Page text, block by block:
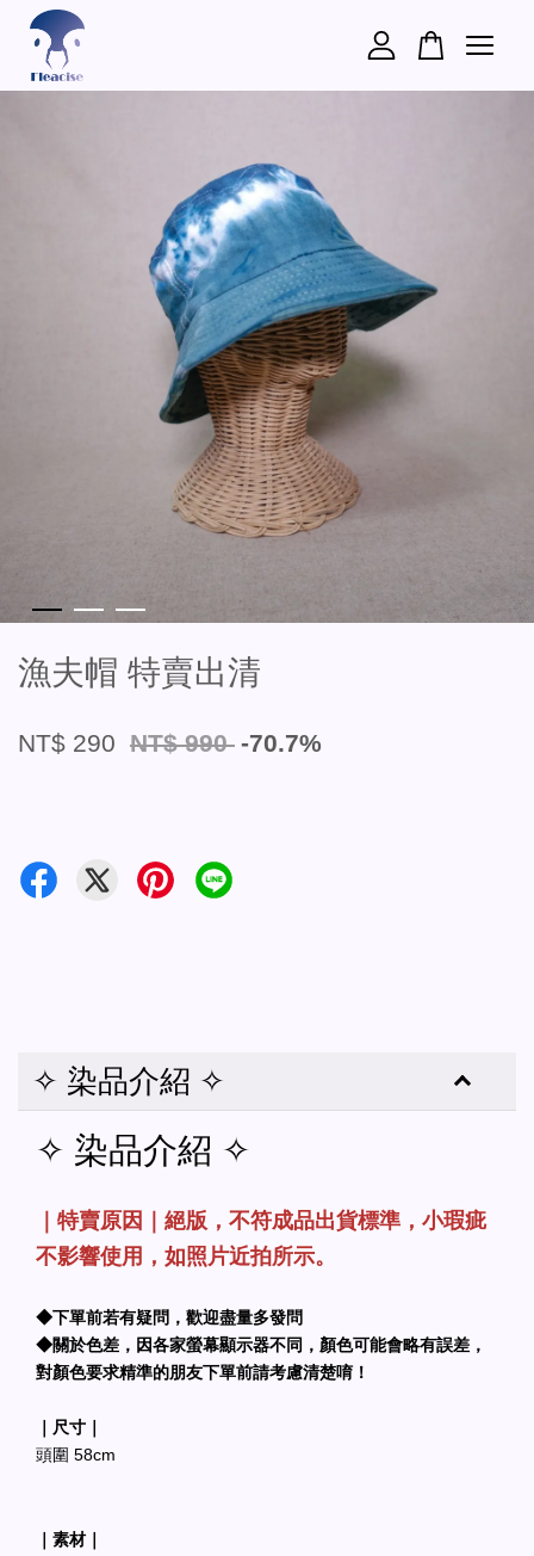
漁夫帽 特賣出清
NT$ 290 NT$ 990 -70.7%
✧ 染品介紹 ✧
✧ 染品介紹 ✧
｜特賣原因｜絕版，不符成品出貨標準，小瑕疵
不影響使用，如照片近拍所示。
◆下單前若有疑問，歡迎盡量多發問
◆關於色差，因各家螢幕顯示器不同，顏色可能會略有誤差，
對顏色要求精準的朋友下單前請考慮清楚唷！
｜尺寸｜
頭圍 58cm
｜素材｜
繼續購物